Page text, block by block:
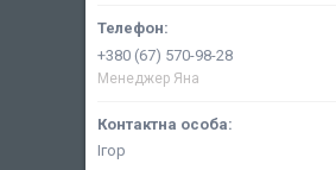
+380 (67) 570-98-28
Менеджер Яна
Ігор